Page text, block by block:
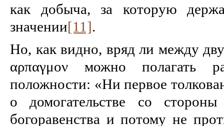
как добыча, за которую
значении[11].
Но, как видно, вряд ли между
αρπαγμον можно полагать
положности: «Ни первое
о домогательстве со
богоравенства и потому не